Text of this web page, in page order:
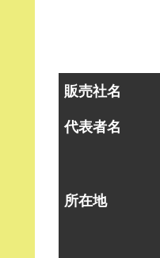
販売社名
代表者名
所在地